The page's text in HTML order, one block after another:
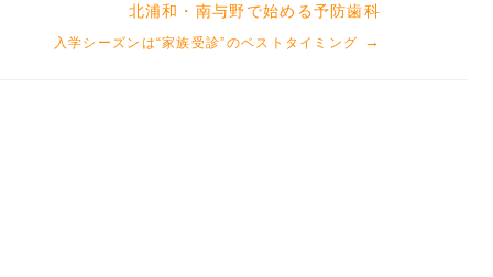
北浦和・南与野で始める予防歯科
入学シーズンは“家族受診”のベストタイミング →